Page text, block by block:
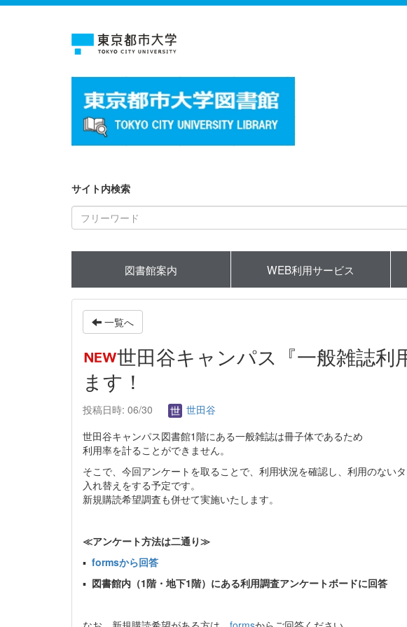
サイト内検索
図書館案内 WEB利用サービス
一覧へ
世田谷キャンパス『一般雑誌利
ます！
投稿日時: 06/30
世田谷
世田谷キャンパス図書館1階にある一般雑誌は冊子体であるため
利用率を計ることができません。
そこで、今回アンケートを取ることで、利用状況を確認し、利用のない
入れ替えをする予定です。
新規購読希望調査も併せて実施いたします。
≪アンケート方法は二通り≫
▪ formsから回答
▪ 図書館内（1階・地下1階）にある利用調査アンケートボードに回答